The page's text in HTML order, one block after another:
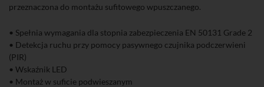
przeznaczona do montażu sufitowego wpuszczanego.
• Spełnia wymagania dla stopnia zabezpieczenia EN 50131 Grade 2
• Detekcja ruchu przy pomocy pasywnego czujnika podczerwieni
(PIR)
• Wskaźnik LED
• Montaż w suficie podwieszanym